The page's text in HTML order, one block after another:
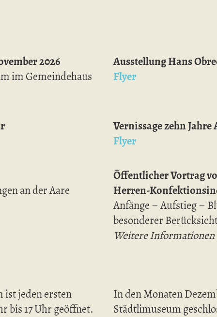
2026
im Gemeindehaus
an der Aare
ist jeden ersten
bis 17 Uhr geöffnet.
Ausstellung Hans
Flyer
Vernissage zehn
Flyer
Öffentlicher Vortrag
Herren-
Anfänge – Aufstieg –
besonderer
Weitere
In den Monaten
Städtlimuseum